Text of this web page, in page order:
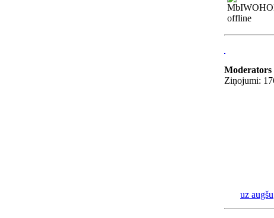
Moderators
Ziņojumi:
uz augšu